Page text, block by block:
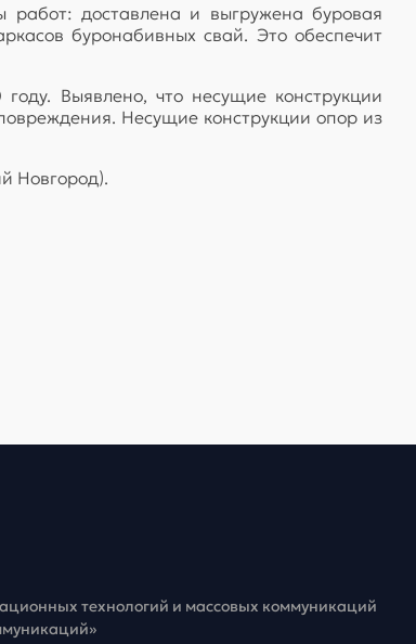
доставлена и выгружена буровая
буронабивных свай. Это обеспечит
Выявлено, что несущие конструкции
Несущие конструкции опор из
Новгород).
технологий и массовых коммуникаций